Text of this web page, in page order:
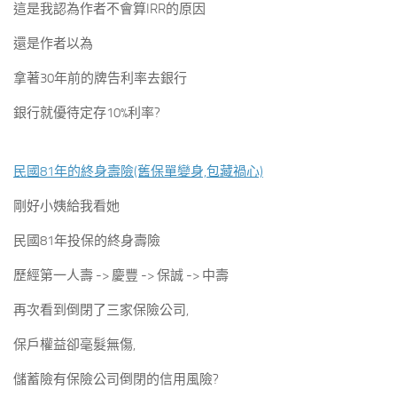
這是我認為作者不會算IRR的原因
還是作者以為
拿著30年前的牌告利率去銀行
銀行就優待定存10%利率?
民國81年的終身壽險(舊保單變身,包藏禍心)
剛好小姨給我看她
民國81年投保的終身壽險
歷經第一人壽 -> 慶豐 -> 保誠 -> 中壽
再次看到倒閉了三家保險公司,
保戶權益卻毫髮無傷,
儲蓄險有保險公司倒閉的信用風險?